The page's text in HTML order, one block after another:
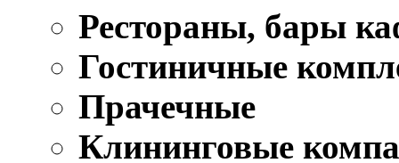
Рестораны, бары
Гостиничные
Прачечные
Клининговые